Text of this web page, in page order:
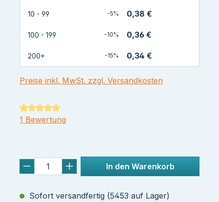
10 - 99 -5% 0,38 €
100 - 199 -10% 0,36 €
200+ -15% 0,34 €
Preise inkl. MwSt. zzgl. Versandkosten
Durchschnittliche Bewertung von 5 von 5 Sternen
1 Bewertung
In den Warenkorb
Sofort versandfertig (5453 auf Lager)